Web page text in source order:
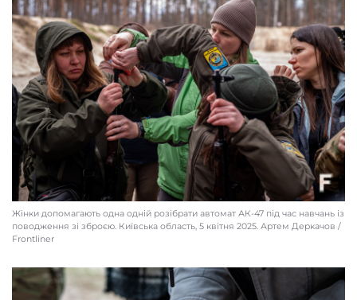
Жінки допомагають одна одній розібрати автомат АК-47 під час навчань із
поводження зі зброєю. Київcька область, 5 квітня 2025. Артем Деркачов /
Frontliner